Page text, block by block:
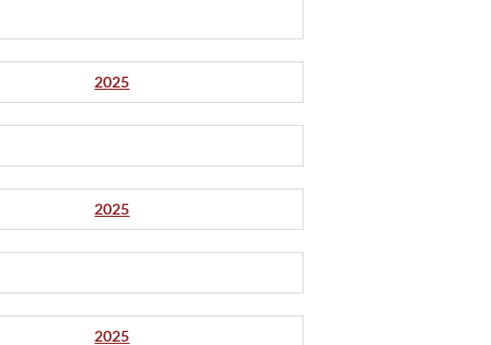
2025
2025
2025